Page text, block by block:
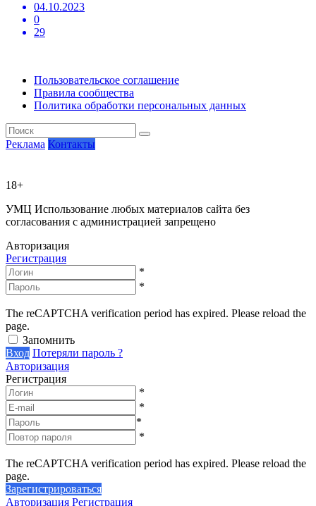
04.10.2023
0
29
Пользовательское соглашение
Правила сообщества
Политика обработки персональных данных
Реклама Контакты
18+
УМЦ Использование любых материалов сайта без
согласования с администрацией запрещено
Авторизация
Регистрация
*
*
The reCAPTCHA verification period has expired. Please reload the
page.
Запомнить
Вход Потеряли пароль ?
Авторизация
Регистрация
*
*
*
*
The reCAPTCHA verification period has expired. Please reload the
page.
Зарегистрироваться
Авторизация Регистрация